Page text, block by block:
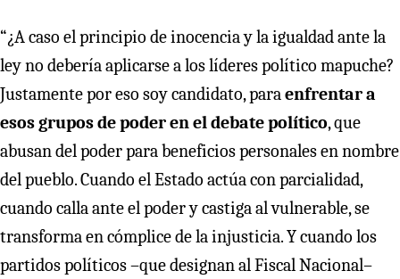
“¿A caso el principio de inocencia y la igualdad ante la
ley no debería aplicarse a los líderes político mapuche?
Justamente por eso soy candidato, paraenfrentar a
esos grupos de poder en el debate político, que
abusan del poder para beneficios personales en nombre
del pueblo. Cuando el Estado actúa con parcialidad,
cuando calla ante el poder y castiga al vulnerable, se
transforma en cómplice de la injusticia. Y cuando los
partidos políticos –que designan al Fiscal Nacional–